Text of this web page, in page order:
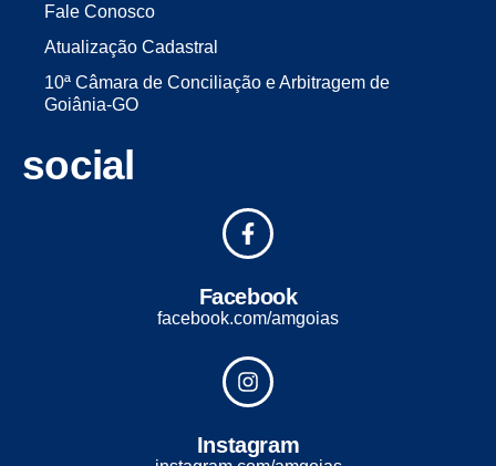
Fale Conosco
Atualização Cadastral
10ª Câmara de Conciliação e Arbitragem de
Goiânia-GO
social
Facebook
facebook.com/amgoias
Instagram